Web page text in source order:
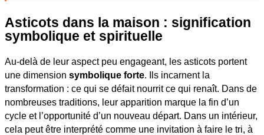
Asticots dans la maison : signification
symbolique et spirituelle
Au-delà de leur aspect peu engageant, les asticots portent
une dimension symbolique forte. Ils incarnent la
transformation : ce qui se défait nourrit ce qui renaît. Dans de
nombreuses traditions, leur apparition marque la fin d’un
cycle et l’opportunité d’un nouveau départ. Dans un intérieur,
cela peut être interprété comme une invitation à faire le tri, à